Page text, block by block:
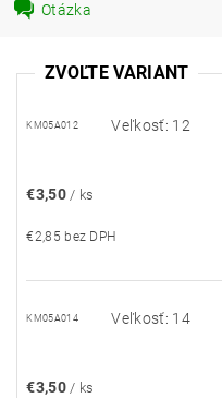
Otázka
ZVOĽTE VARIANT
KM05A012 Veľkosť: 12
€3,50 / ks
€2,85 bez DPH
KM05A014 Veľkosť: 14
€3,50 / ks